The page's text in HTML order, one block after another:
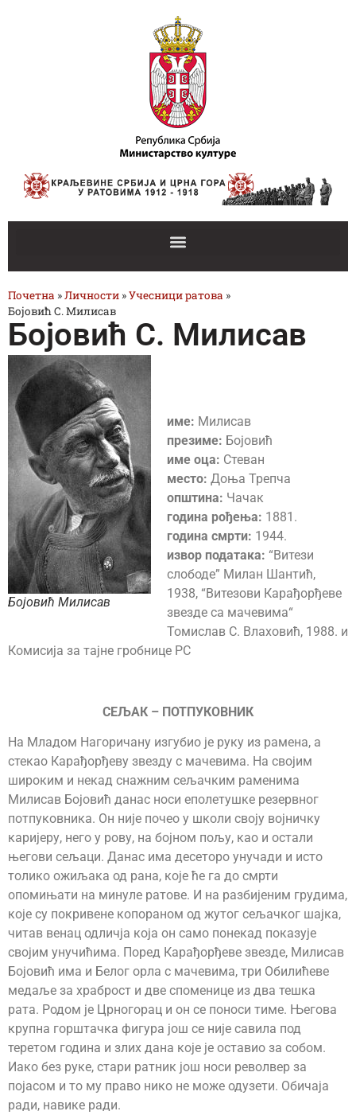
Почетна »Личности »Учесници ратова »
Бојовић С. Милисав
Бојовић С. Милисав
Бојовић Милисав
име: Милисав
презиме: Бојовић
име оца: Стеван
место: Доња Трепча
општина: Чачак
година рођења: 1881.
година смрти: 1944.
извор података: “Витези
слободе” Милан Шантић,
1938, “Витезови Карађорђеве
звезде са мачевима“
Томислав С. Влаховић, 1988. и
Комисија за тајне гробнице РС
СЕЉАК – ПОТПУКОВНИК
На Младом Нагоричану изгубио је руку из рамена, а
стекао Карађорђеву звезду с мачевима. На својим
широким и некад снажним сељачким раменима
Милисав Бојовић данас носи еполетушке резервног
потпуковника. Он није почео у школи своју војничку
каријеру, него у рову, на бојном пољу, као и остали
његови сељаци. Данас има десеторо унучади и исто
толико ожиљака од рана, које ће га до смрти
опомињати на минуле ратове. И на разбијеним грудима,
које су покривене копораном од жутог сељачког шајка,
читав венац одличја која он само понекад показује
својим унучићима. Поред Карађорђеве звезде, Милисав
Бојовић има и Белог орла с мачевима, три Обилићеве
медаље за храброст и две споменице из два тешка
рата. Родом је Црногорац и он се поноси тиме. Његова
крупна горштачка фигура још се није савила под
теретом година и злих дана које је оставио за собом.
Иако без руке, стари ратник још носи револвер за
појасом и то му право нико не може одузети. Обичаја
ради, навике ради.